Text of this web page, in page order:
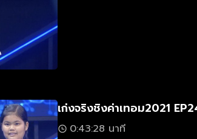
เก่งจริงชิงค่าเทอม2021
0:43:28 นาที